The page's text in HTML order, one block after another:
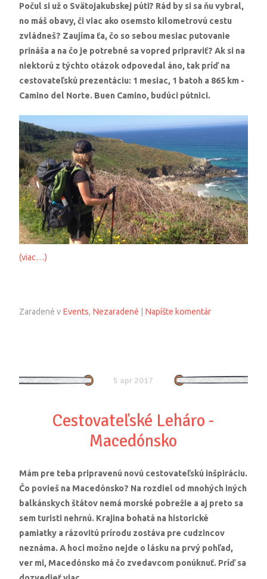
Počul si už o Svätojakubskej púti? Rád by si sa ňu vybral,
no máš obavy, či viac ako osemsto kilometrovú cestu
zvládneš? Zaujíma ťa, čo so sebou mesiac putovanie
prináša a na čo je potrebné sa vopred pripraviť? Ak si na
niektorú z týchto otázok odpovedal áno, tak príď na
cestovateľskú prezentáciu: 1 mesiac, 1 batoh a 865 km -
Camino del Norte. Buen Camino, budúci pútnici.
(viac…)
Zaradené v Events, Nezaradené | Napíšte komentár
5 apr 2017
Cestovateľské Leháro -
Macedónsko
Mám pre teba pripravenú novú cestovateľskú inšpiráciu.
Čo povieš na Macedónsko? Na rozdiel od mnohých iných
balkánskych štátov nemá morské pobrežie a aj preto sa
sem turisti nehrnú. Krajina bohatá na historické
pamiatky a rázovitú prírodu zostáva pre cudzincov
neznáma. A hoci možno nejde o lásku na prvý pohľad,
ver mi, Macedónsko má čo zvedavcom ponúknuť. Príď sa